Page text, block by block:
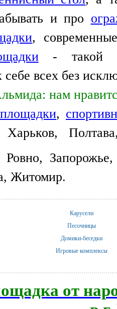
и про
,
- такой
всех без
нам
,
Ровно,
Житомир.
Карусели
Песочницы
Домики-беседки
Игровые комплексы
от